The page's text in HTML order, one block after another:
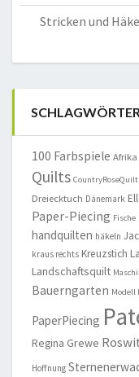
Stricken und
SCHLAGWÖRTER
100 Farbspiele Afrika
Quilts
Dreiecktuch Dänemark
Paper-Piecing Fische
handquilten häkeln
kraus rechts Kreuzstich
Landschaftsquilt
Bauerngarten Modell
PaperPiecing
Regina Grewe
Hoffnung